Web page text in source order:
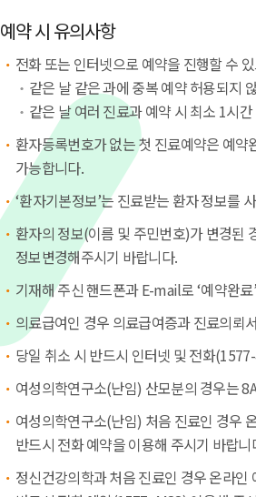
예약 시 유의사항
전화 또는 인터넷으로 예약을 진행할 수
같은 날 같은 과에 중복 예약 허용되지
같은 날 여러 진료과 예약 시 최소 1시
환자등록번호가 없는 첫 진료예약은 예
가능합니다.
‘환자기본정보’는 진료받는 환자 정보를
환자의 정보(이름 및 주민번호)가 변경된
정보변경해주시기 바랍니다.
기재해 주신 핸드폰과 E-mail로 ‘예약완
의료급여인 경우 의료급여증과 진료의뢰
당일 취소 시 반드시 인터넷 및 전화
여성의학연구소(난임) 산모분의 경우는
여성의학연구소(난임) 처음 진료인 경우
반드시 전화 예약을 이용해 주시기 바랍니
정신건강의학과 처음 진료인 경우 온라